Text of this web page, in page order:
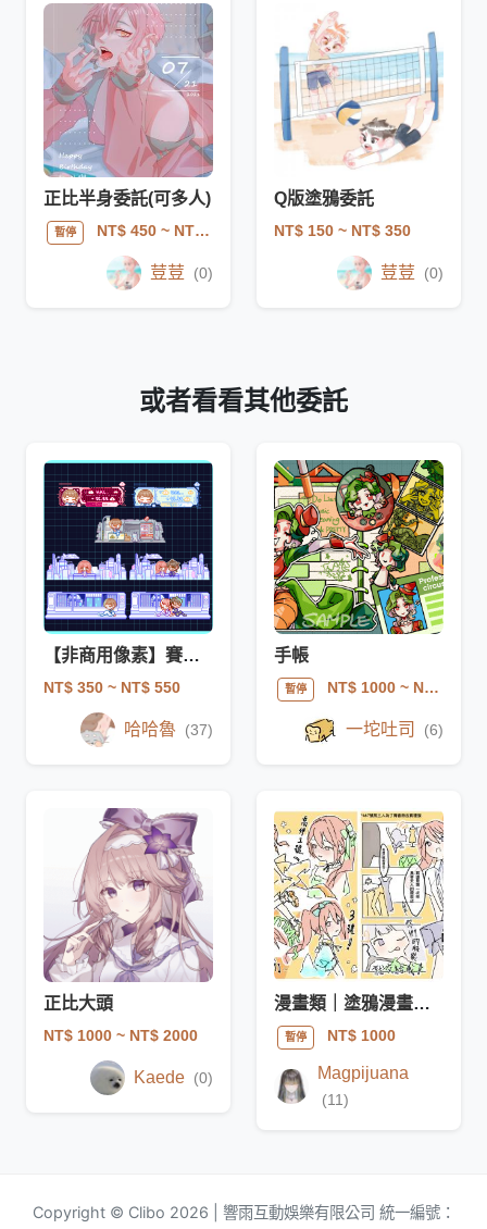
正比半身委託(可多人)
暫停 NT$ 450~ NT$ 1000
荳荳 (0)
Q版塗鴉委託
NT$ 150 ~ NT$ 350
荳荳 (0)
或者看看其他委託
【非商用像素】賽博龐克系列像素
NT$ 350 ~ NT$ 550
哈哈魯 (37)
手帳
暫停 NT$ 1000~ NT$ 2300
一坨吐司 (6)
正比大頭
NT$ 1000 ~ NT$ 2000
Kaede (0)
漫畫類｜塗鴉漫畫（全彩）
暫停 NT$ 1000
Magpijuana
(11)
Copyright © Clibo 2026 | 響雨互動娛樂有限公司 統一編號：